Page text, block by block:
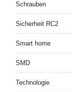
Schrauben
Sicherheit RC2
Smart home
SMD
Technologie